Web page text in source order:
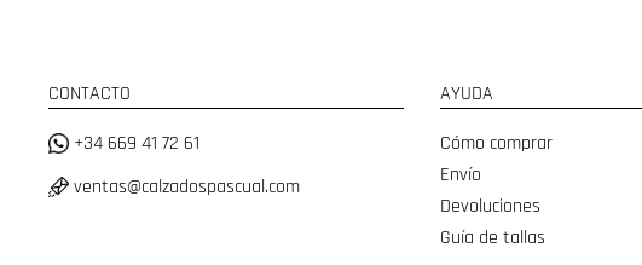
CONTACTO
+34 669 41 72 61
ventas@calzadospascual.com
AYUDA
Cómo comprar
Envío
Devoluciones
Guía de tallas